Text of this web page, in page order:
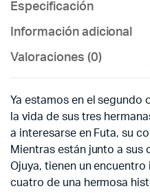
Especificación
Información adicional
Valoraciones (0)
Ya estamos en el segundo
la vida de sus tres
a interesarse en Futa, su
Mientras están junto a sus
Ojuya, tienen un
cuatro de una hermosa